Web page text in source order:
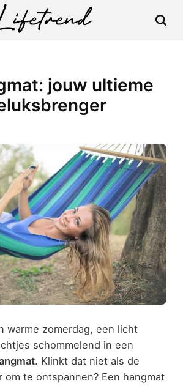
jouw ultieme
warme zomerdag, een licht
schommelend in een
. Klinkt dat niet als de
om te ontspannen? Een hangmat